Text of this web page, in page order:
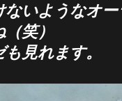
ないようなオ
笑）
見れます。